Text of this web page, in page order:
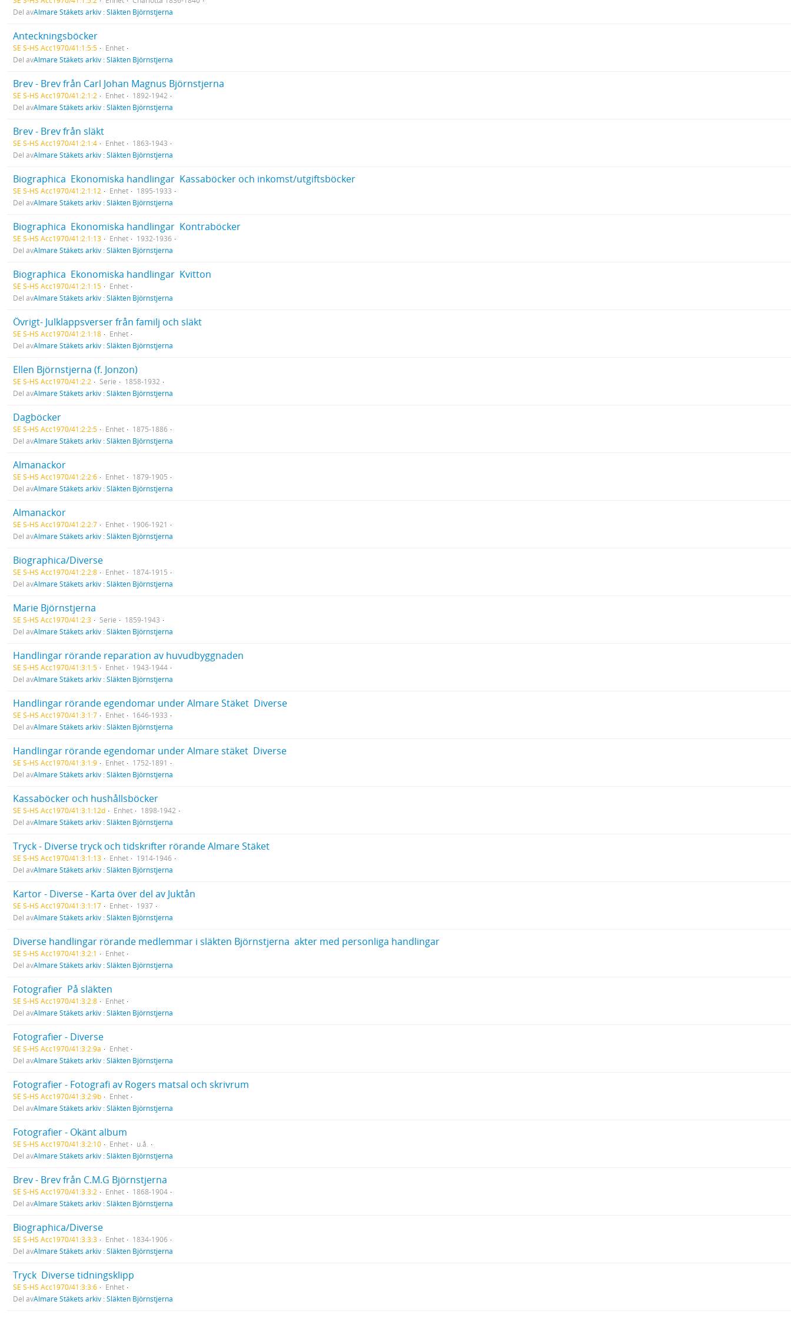
Del avAlmare Stäkets arkiv : Släkten Björnstjerna
Anteckningsböcker
SE S-HS Acc1970/41:1:5:5
Enhet
Del avAlmare Stäkets arkiv : Släkten Björnstjerna
Brev - Brev från Carl Johan Magnus Björnstjerna
SE S-HS Acc1970/41:2:1:2 Enhet
1892-1942
Del avAlmare Stäkets arkiv : Släkten Björnstjerna
Brev - Brev från släkt
SE S-HS Acc1970/41:2:1:4 Enhet
1863-1943
Del avAlmare Stäkets arkiv : Släkten Björnstjerna
Biographica  Ekonomiska handlingar  Kassaböcker och inkomst/utgiftsböcker
SE S-HS Acc1970/41:2:1:12 Enhet
1895-1933
Del avAlmare Stäkets arkiv : Släkten Björnstjerna
Biographica  Ekonomiska handlingar  Kontraböcker
SE S-HS Acc1970/41:2:1:13 Enhet
1932-1936
Del avAlmare Stäkets arkiv : Släkten Björnstjerna
Biographica  Ekonomiska handlingar  Kvitton
SE S-HS Acc1970/41:2:1:15
Enhet
Del avAlmare Stäkets arkiv : Släkten Björnstjerna
Övrigt- Julklappsverser från familj och släkt
SE S-HS Acc1970/41:2:1:18
Enhet
Del avAlmare Stäkets arkiv : Släkten Björnstjerna
Ellen Björnstjerna (f. Jonzon)
SE S-HS Acc1970/41:2:2 Serie
1858-1932
Del avAlmare Stäkets arkiv : Släkten Björnstjerna
Dagböcker
SE S-HS Acc1970/41:2:2:5 Enhet
1875-1886
Del avAlmare Stäkets arkiv : Släkten Björnstjerna
Almanackor
SE S-HS Acc1970/41:2:2:6 Enhet
1879-1905
Del avAlmare Stäkets arkiv : Släkten Björnstjerna
Almanackor
SE S-HS Acc1970/41:2:2:7 Enhet
1906-1921
Del avAlmare Stäkets arkiv : Släkten Björnstjerna
Biographica/Diverse
SE S-HS Acc1970/41:2:2:8 Enhet
1874-1915
Del avAlmare Stäkets arkiv : Släkten Björnstjerna
Marie Björnstjerna
SE S-HS Acc1970/41:2:3 Serie
1859-1943
Del avAlmare Stäkets arkiv : Släkten Björnstjerna
Handlingar rörande reparation av huvudbyggnaden
SE S-HS Acc1970/41:3:1:5 Enhet
1943-1944
Del avAlmare Stäkets arkiv : Släkten Björnstjerna
Handlingar rörande egendomar under Almare Stäket  Diverse
SE S-HS Acc1970/41:3:1:7 Enhet
1646-1933
Del avAlmare Stäkets arkiv : Släkten Björnstjerna
Handlingar rörande egendomar under Almare stäket  Diverse
SE S-HS Acc1970/41:3:1:9 Enhet
1752-1891
Del avAlmare Stäkets arkiv : Släkten Björnstjerna
Kassaböcker och hushållsböcker
SE S-HS Acc1970/41:3:1:12d Enhet
1898-1942
Del avAlmare Stäkets arkiv : Släkten Björnstjerna
Tryck - Diverse tryck och tidskrifter rörande Almare Stäket
SE S-HS Acc1970/41:3:1:13 Enhet
1914-1946
Del avAlmare Stäkets arkiv : Släkten Björnstjerna
Kartor - Diverse - Karta över del av Juktån
SE S-HS Acc1970/41:3:1:17 Enhet
1937
Del avAlmare Stäkets arkiv : Släkten Björnstjerna
Diverse handlingar rörande medlemmar i släkten Björnstjerna  akter med personliga handlingar
SE S-HS Acc1970/41:3:2:1
Enhet
Del avAlmare Stäkets arkiv : Släkten Björnstjerna
Fotografier  På släkten
SE S-HS Acc1970/41:3:2:8
Enhet
Del avAlmare Stäkets arkiv : Släkten Björnstjerna
Fotografier - Diverse
SE S-HS Acc1970/41:3:2:9a
Enhet
Del avAlmare Stäkets arkiv : Släkten Björnstjerna
Fotografier - Fotografi av Rogers matsal och skrivrum
SE S-HS Acc1970/41:3:2:9b
Enhet
Del avAlmare Stäkets arkiv : Släkten Björnstjerna
Fotografier - Okänt album
SE S-HS Acc1970/41:3:2:10 Enhet
u.å.
Del avAlmare Stäkets arkiv : Släkten Björnstjerna
Brev - Brev från C.M.G Björnstjerna
SE S-HS Acc1970/41:3:3:2 Enhet
1868-1904
Del avAlmare Stäkets arkiv : Släkten Björnstjerna
Biographica/Diverse
SE S-HS Acc1970/41:3:3:3 Enhet
1834-1906
Del avAlmare Stäkets arkiv : Släkten Björnstjerna
Tryck  Diverse tidningsklipp
SE S-HS Acc1970/41:3:3:6
Enhet
Del avAlmare Stäkets arkiv : Släkten Björnstjerna